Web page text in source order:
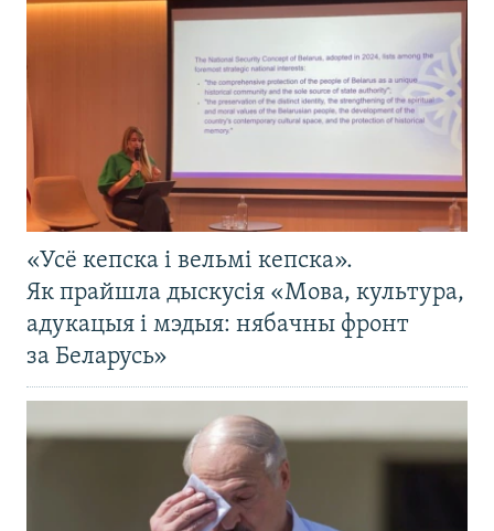
«Усё кепска і вельмі кепска».
Як прайшла дыскусія «Мова, культура,
адукацыя і мэдыя: нябачны фронт
за Беларусь»